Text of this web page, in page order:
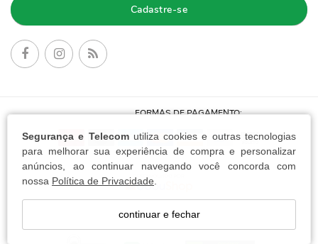
Segurança e Telecomutiliza cookies e outras tecnologias
para melhorar sua experiência de compra e personalizar
anúncios, ao continuar navegando você concorda com
nossa Política de Privacidade
continuar e fechar
Cadastre-se
FORMAS DE PAGAMENTO: